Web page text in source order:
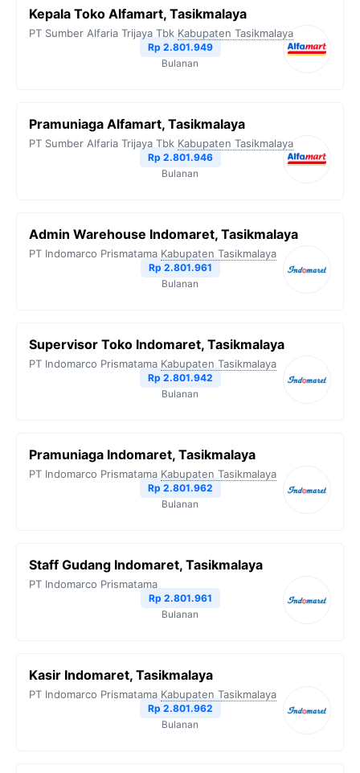
Kepala Toko Alfamart, Tasikmalaya
PT Sumber Alfaria Trijaya Tbk Kabupaten Tasikmalaya
Rp 2.801.949
Bulanan
Pramuniaga Alfamart, Tasikmalaya
PT Sumber Alfaria Trijaya Tbk Kabupaten Tasikmalaya
Rp 2.801.946
Bulanan
Admin Warehouse Indomaret, Tasikmalaya
PT Indomarco Prismatama Kabupaten Tasikmalaya
Rp 2.801.961
Bulanan
Supervisor Toko Indomaret, Tasikmalaya
PT Indomarco Prismatama Kabupaten Tasikmalaya
Rp 2.801.942
Bulanan
Pramuniaga Indomaret, Tasikmalaya
PT Indomarco Prismatama Kabupaten Tasikmalaya
Rp 2.801.962
Bulanan
Staff Gudang Indomaret, Tasikmalaya
PT Indomarco Prismatama
Rp 2.801.961
Bulanan
Kasir Indomaret, Tasikmalaya
PT Indomarco Prismatama Kabupaten Tasikmalaya
Rp 2.801.962
Bulanan